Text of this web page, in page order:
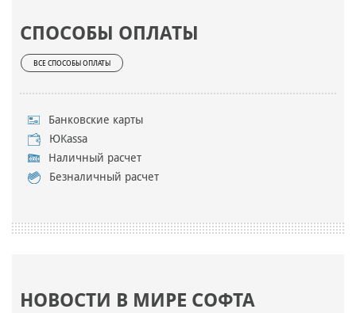
СПОСОБЫ ОПЛАТЫ
ВСЕ СПОСОБЫ ОПЛАТЫ
Банковские карты
ЮKassa
Наличный расчет
Безналичный расчет
НОВОСТИ В МИРЕ СОФТА